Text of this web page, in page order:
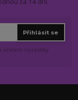
Přihlásit se
účelem rozesílky